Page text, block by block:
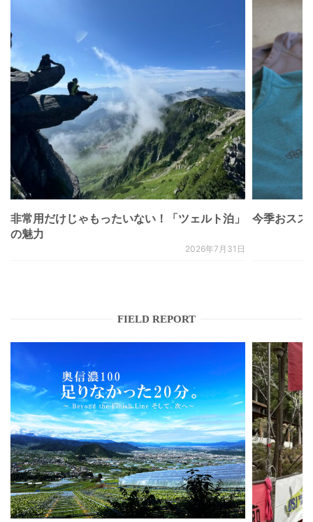
非常用だけじゃもったいない！「ツェルト泊」
の魅力
2026年7月31日
今季おスス
FIELD REPORT